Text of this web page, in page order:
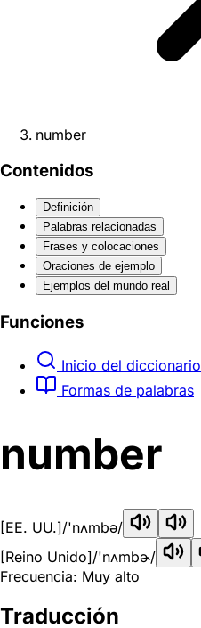
number
Contenidos
Definición
Palabras relacionadas
Frases y colocaciones
Oraciones de ejemplo
Ejemplos del mundo real
Funciones
Inicio del diccionario
Formas de palabras
number
[EE. UU.]/'nʌmbə/
[Reino Unido]/'nʌmbɚ/
Frecuencia: Muy alto
Traducción